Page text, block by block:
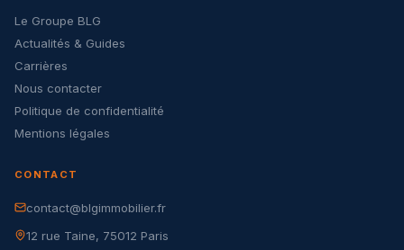
Le Groupe BLG
Actualités & Guides
Carrières
Nous contacter
Politique de confidentialité
Mentions légales
CONTACT
contact@blgimmobilier.fr
12 rue Taine, 75012 Paris